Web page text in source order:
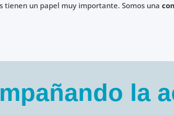
tienen un papel muy importante. Somos una
la